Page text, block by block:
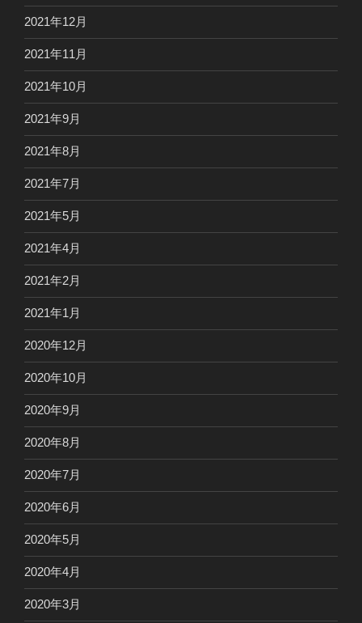
2021年12月
2021年11月
2021年10月
2021年9月
2021年8月
2021年7月
2021年5月
2021年4月
2021年2月
2021年1月
2020年12月
2020年10月
2020年9月
2020年8月
2020年7月
2020年6月
2020年5月
2020年4月
2020年3月